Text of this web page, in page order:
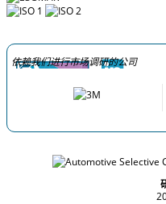
依赖我们进行市场调研的公司